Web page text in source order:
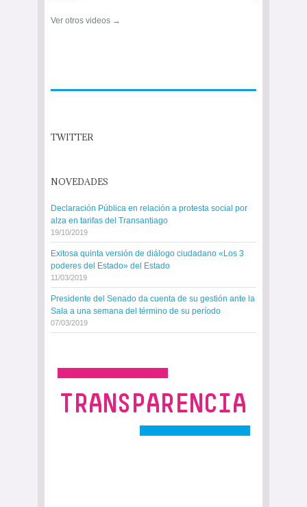
Ver otros videos →
TWITTER
NOVEDADES
Declaración Pública en relación a protesta social por
alza en tarifas del Transantiago
19/10/2019
Exitosa quinta versión de diálogo ciudadano «Los 3
poderes del Estado» del Estado
11/03/2019
Presidente del Senado da cuenta de su gestión ante la
Sala a una semana del término de su período
07/03/2019